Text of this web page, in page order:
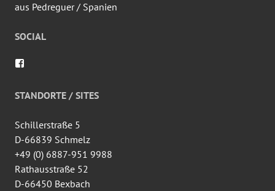
aus Pedreguer / Spanien
SOCIAL
auf
Facebook
STANDORTE / SITES
Schillerstraße 5
D-66839 Schmelz
+49 (0) 6887-951 9988
Rathausstraße 52
D-66450 Bexbach